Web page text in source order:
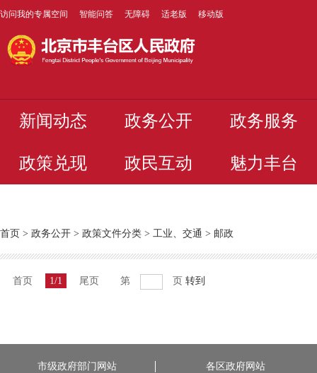
访问我的专属空间 智能问答 无障碍 适老版 移动版
新闻动态 政务公开 政务服务
政策兑现 政民互动 魅力丰台
首页 > 政务公开 > 政策文件分类 > 工业、交通 > 邮政
首页 1/1 尾页 第 页 转到
市级政府部门网站 各区政府网站